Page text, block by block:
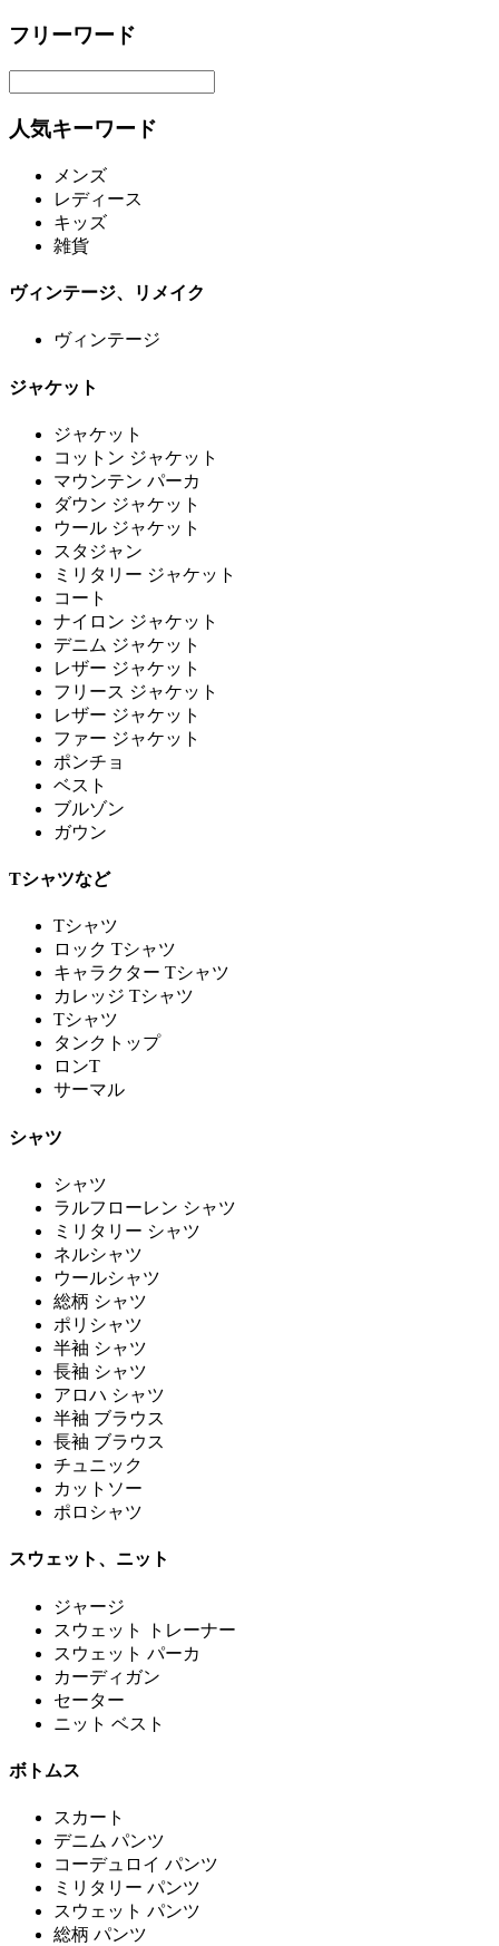
フリーワード
人気キーワード
メンズ
レディース
キッズ
雑貨
ヴィンテージ、リメイク
ヴィンテージ
ジャケット
ジャケット
コットン ジャケット
マウンテン パーカ
ダウン ジャケット
ウール ジャケット
スタジャン
ミリタリー ジャケット
コート
ナイロン ジャケット
デニム ジャケット
レザー ジャケット
フリース ジャケット
レザー ジャケット
ファー ジャケット
ポンチョ
ベスト
ブルゾン
ガウン
Tシャツなど
Tシャツ
ロック Tシャツ
キャラクター Tシャツ
カレッジ Tシャツ
Tシャツ
タンクトップ
ロンT
サーマル
シャツ
シャツ
ラルフローレン シャツ
ミリタリー シャツ
ネルシャツ
ウールシャツ
総柄 シャツ
ポリシャツ
半袖 シャツ
長袖 シャツ
アロハ シャツ
半袖 ブラウス
長袖 ブラウス
チュニック
カットソー
ポロシャツ
スウェット、ニット
ジャージ
スウェット トレーナー
スウェット パーカ
カーディガン
セーター
ニット ベスト
ボトムス
スカート
デニム パンツ
コーデュロイ パンツ
ミリタリー パンツ
スウェット パンツ
総柄 パンツ